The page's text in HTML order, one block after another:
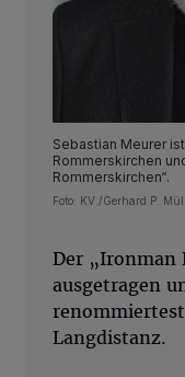
Sebastian Meurer
Rommerskirchen
Rommerskirchen“.
Foto: KV./Gerhard P.
Der „Ironman
ausgetragen
Langdistanz.